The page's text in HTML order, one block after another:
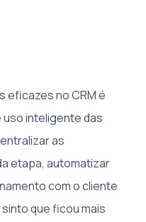
eficazes no CRM é
inteligente das
as
etapa, automatizar
com o cliente
que ficou mais